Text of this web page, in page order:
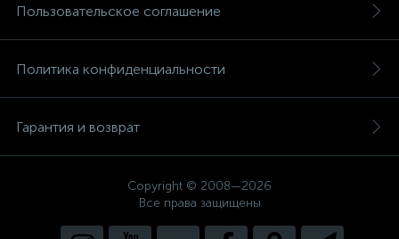
Пользовательское соглашение
Политика конфиденциальности
Гарантия и возврат
Copyright © 2008—2026
Все права защищены